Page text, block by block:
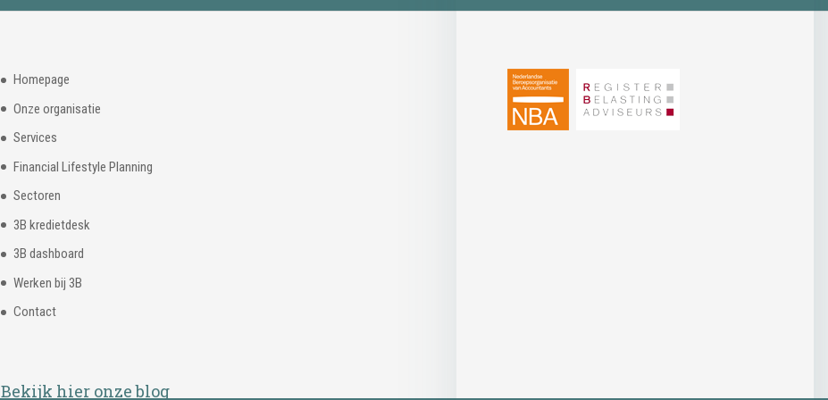
Homepage
Onze organisatie
Services
Financial Lifestyle Planning
Sectoren
3B kredietdesk
3B dashboard
Werken bij 3B
Contact
Bekijk hier onze blog